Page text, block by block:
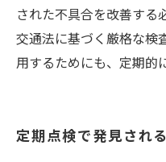
された不具合を改善する
交通法に基づく厳格な検
用するためにも、定期的
定期点検で発見され